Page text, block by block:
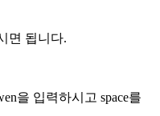
면 됩니다.
을 입력하시고 space를